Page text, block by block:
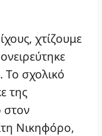
χτίζουμε
Το σχολικό
της
στον
Νικηφόρο,